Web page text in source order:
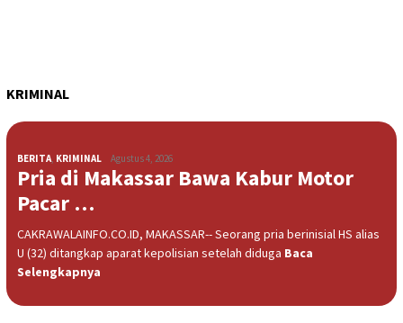
KRIMINAL
BERITA, KRIMINAL Agustus 4, 2026
Pria di Makassar Bawa Kabur Motor
Pacar …
CAKRAWALAINFO.CO.ID, MAKASSAR-- Seorang pria berinisial HS alias
U (32) ditangkap aparat kepolisian setelah diduga Baca
Selengkapnya